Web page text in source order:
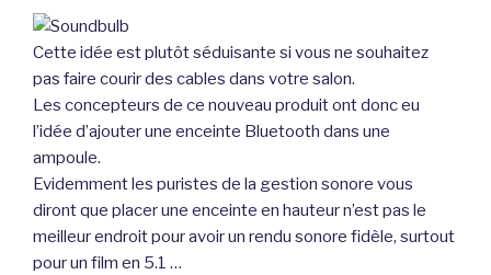
Cette idée est plutôt séduisante si vous ne souhaitez
pas faire courir des cables dans votre salon.
Les concepteurs de ce nouveau produit ont donc eu
l’idée d’ajouter une enceinte Bluetooth dans une
ampoule.
Evidemment les puristes de la gestion sonore vous
diront que placer une enceinte en hauteur n’est pas le
meilleur endroit pour avoir un rendu sonore fidèle, surtout
pour un film en 5.1 …